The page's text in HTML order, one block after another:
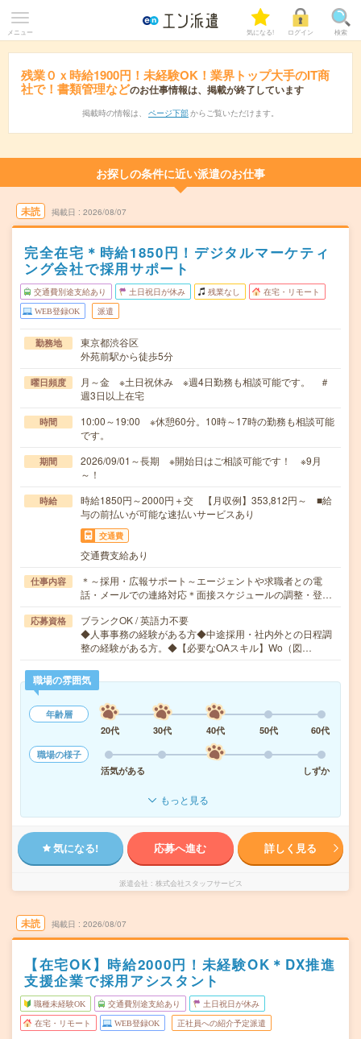
メニュー 気になる! ログイン 検索
残業０ｘ時給1900円！未経験OK！業界トップ大手のIT商
社で！書類管理などのお仕事情報は、掲載が終了しています
掲載時の情報は、 ページ下部 からご覧いただけます。
お探しの条件に近い派遣のお仕事
未読 掲載日 2026/08/07
完全在宅＊時給1850円！デジタルマーケティ
ング会社で採用サポート
交通費別途支給あり 土日祝日が休み 残業なし 在宅・リモート
WEB登録OK 派遣
勤務地
東京都渋谷区
外苑前駅から徒歩5分
曜日頻度
月～金 ※土日祝休み ※週4日勤務も相談可能です。 ＃
週3日以上在宅
時間
10:00～19:00 ※休憩60分。10時～17時の勤務も相談可能
です。
期間
2026/09/01～長期 ※開始日はご相談可能です！ ※9月
～！
時給
時給1850円～2000円＋交 【月収例】353,812円～ ■給
与の前払いが可能な速払いサービスあり
交通費
交通費支給あり
仕事内容
＊～採用・広報サポート～エージェントや求職者との電
話・メールでの連絡対応＊面接スケジュールの調整・登…
応募資格
ブランクOK / 英語力不要
◆人事事務の経験がある方◆中途採用・社内外との日程調
整の経験がある方。◆【必要なOAスキル】Wo（図…
職場の雰囲気
年齢層
20代
30代 40代 50代
60代
職場の様子
活気がある
しずか
もっと見る
気になる! 応募へ進む 詳しく見る
派遣会社 株式会社スタッフサービス
未読 掲載日 2026/08/07
【在宅OK】時給2000円！未経験OK＊DX推進
支援企業で採用アシスタント
職種未経験OK 交通費別途支給あり 土日祝日が休み
在宅・リモート WEB登録OK 正社員への紹介予定派遣